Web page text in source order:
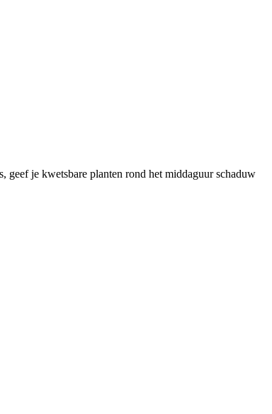
je kwetsbare planten rond het middaguur schaduw